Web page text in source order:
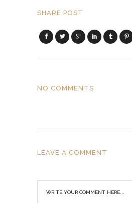
SHARE POST
NO COMMENTS
LEAVE A COMMENT